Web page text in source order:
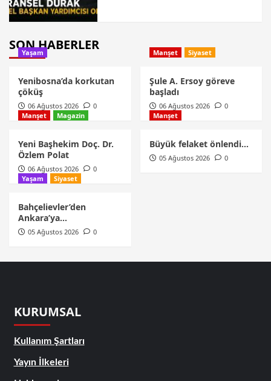
SON HABERLER
Yaşam
Yenibosna’da korkutan
çöküş
06 Ağustos 2026 0
Manşet Siyaset
Şule A. Ersoy göreve
başladı
06 Ağustos 2026
0
Manşet
Magazin
Yeni Başhekim Doç. Dr.
Özlem Polat
06 Ağustos 2026 0
Manşet
Büyük felaket önlendi…
05 Ağustos 2026 0
Yaşam Siyaset
Bahçelievler’den
Ankara’ya…
05 Ağustos 2026 0
KURUMSAL
Kullanım Şartları
Yayın İlkeleri